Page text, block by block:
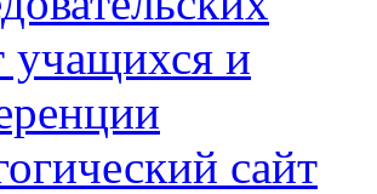
учащихся и
сайт